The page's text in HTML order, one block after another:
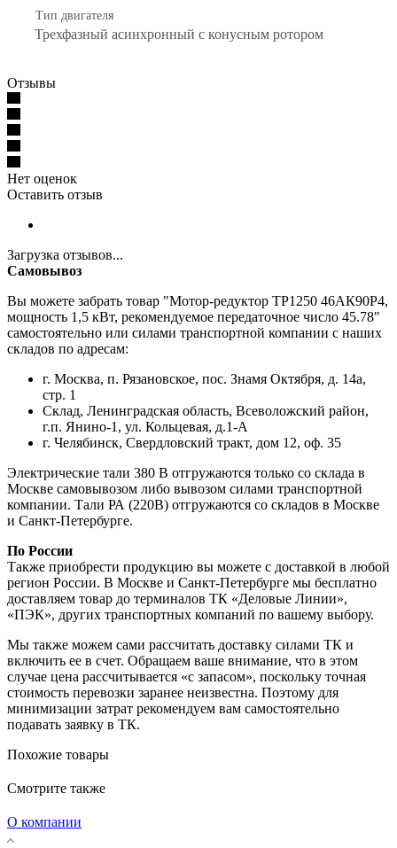
Тип двигателя
Трехфазный асинхронный с конусным ротором
Отзывы
Нет оценок
Оставить отзыв
Загрузка отзывов...
Самовывоз
Вы можете забрать товар "Мотор-редуктор ТР1250 46АК90Р4,
мощность 1,5 кВт, рекомендуемое передаточное число 45.78"
самостоятельно или силами транспортной компании с наших
складов по адресам:
г. Москва, п. Рязановское, пос. Знамя Октября, д. 14а,
стр. 1
Склад, Ленинградская область, Всеволожский район,
г.п. Янино-1, ул. Кольцевая, д.1-А
г. Челябинск, Свердловский тракт, дом 12, оф. 35
Электрические тали 380 В отгружаются только со склада в
Москве самовывозом либо вывозом силами транспортной
компании. Тали РА (220В) отгружаются со складов в Москве
и Санкт-Петербурге.
По России
Также приобрести продукцию вы можете с доставкой в любой
регион России. В Москве и Санкт-Петербурге мы бесплатно
доставляем товар до терминалов ТК «Деловые Линии»,
«ПЭК», других транспортных компаний по вашему выбору.
Мы также можем сами рассчитать доставку силами ТК и
включить ее в счет. Обращаем ваше внимание, что в этом
случае цена рассчитывается «с запасом», поскольку точная
стоимость перевозки заранее неизвестна. Поэтому для
минимизации затрат рекомендуем вам самостоятельно
подавать заявку в ТК.
Похожие товары
Смотрите также
О компании